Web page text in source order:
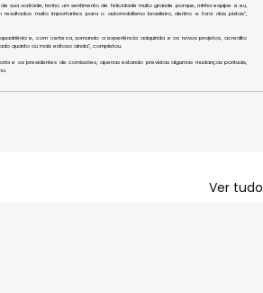
sua vontade, tenho um sentimento de felicidade muito grande porque, minha equipe e eu,
muito importantes para o automobilismo brasileiro, dentro e fora das pistas”,
e, com certeza, somando a experiência adquirida e os novos projetos, acredito
quanto ou mais exitoso ainda”, completou.
e os presidentes de comissões, apenas estando previstas algumas mudanças pontuais,
Ver tudo